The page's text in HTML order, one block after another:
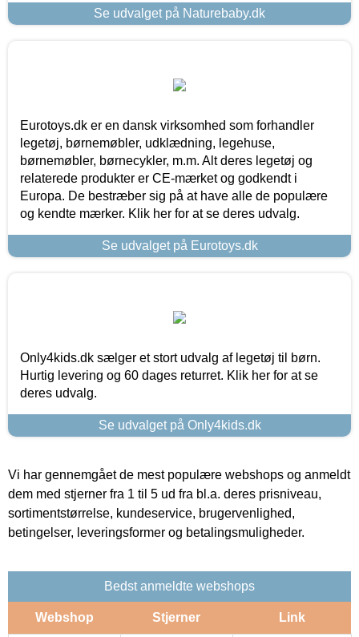
Se udvalget på Naturebaby.dk
Eurotoys.dk er en dansk virksomhed som forhandler
legetøj, børnemøbler, udklædning, legehuse,
børnemøbler, børnecykler, m.m. Alt deres legetøj og
relaterede produkter er CE-mærket og godkendt i
Europa. De bestræber sig på at have alle de populære
og kendte mærker. Klik her for at se deres udvalg.
Se udvalget på Eurotoys.dk
Only4kids.dk sælger et stort udvalg af legetøj til børn.
Hurtig levering og 60 dages returret. Klik her for at se
deres udvalg.
Se udvalget på Only4kids.dk
Vi har gennemgået de mest populære webshops og anmeldt
dem med stjerner fra 1 til 5 ud fra bl.a. deres prisniveau,
sortimentstørrelse, kundeservice, brugervenlighed,
betingelser, leveringsformer og betalingsmuligheder.
Bedst anmeldte webshops
Webshop Stjerner Link